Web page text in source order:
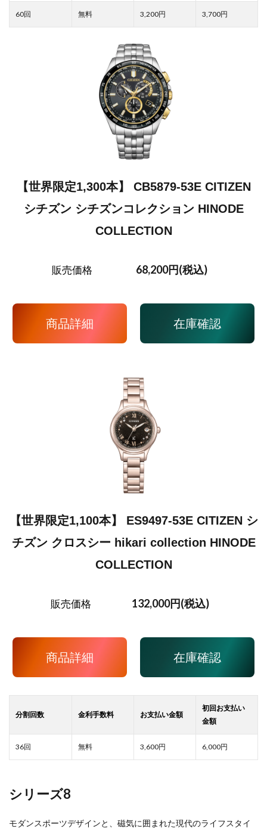
3,200 3,700
【世界限定1,300本】 CB5879-53E CITIZEN
シチズン シチズンコレクション HINODE
COLLECTION
販売価格 68,200円(税込)
商品詳細 在庫確認
【世界限定1,100本】 ES9497-53E CITIZEN シ
チズン クロスシー hikari collection HINODE
COLLECTION
販売価格 132,000円(税込)
商品詳細 在庫確認
3,600 6,000
シリーズ8
モダンスポーツデザインと、磁気に囲まれた現代のライフスタイ